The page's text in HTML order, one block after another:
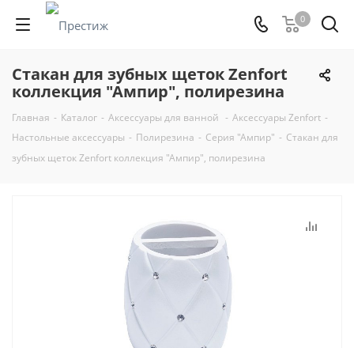
0
Стакан для зубных щеток Zenfort
коллекция "Ампир", полирезина
Главная - Каталог - Аксессуары для ванной - Аксессуары Zenfort -
Настольные аксессуары - Полирезина - Серия "Ампир" - Стакан для
зубных щеток Zenfort коллекция "Ампир", полирезина